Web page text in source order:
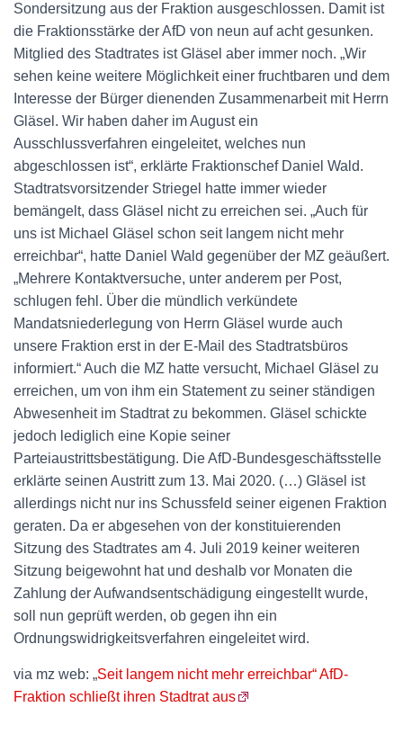
Sondersitzung aus der Fraktion ausgeschlossen. Damit ist
die Fraktionsstärke der AfD von neun auf acht gesunken.
Mitglied des Stadtrates ist Gläsel aber immer noch. „Wir
sehen keine weitere Möglichkeit einer fruchtbaren und dem
Interesse der Bürger dienenden Zusammenarbeit mit Herrn
Gläsel. Wir haben daher im August ein
Ausschlussverfahren eingeleitet, welches nun
abgeschlossen ist“, erklärte Fraktionschef Daniel Wald.
Stadtratsvorsitzender Striegel hatte immer wieder
bemängelt, dass Gläsel nicht zu erreichen sei. „Auch für
uns ist Michael Gläsel schon seit langem nicht mehr
erreichbar“, hatte Daniel Wald gegenüber der MZ geäußert.
„Mehrere Kontaktversuche, unter anderem per Post,
schlugen fehl. Über die mündlich verkündete
Mandatsniederlegung von Herrn Gläsel wurde auch
unsere Fraktion erst in der E-Mail des Stadtratsbüros
informiert.“ Auch die MZ hatte versucht, Michael Gläsel zu
erreichen, um von ihm ein Statement zu seiner ständigen
Abwesenheit im Stadtrat zu bekommen. Gläsel schickte
jedoch lediglich eine Kopie seiner
Parteiaustrittsbestätigung. Die AfD-Bundesgeschäftsstelle
erklärte seinen Austritt zum 13. Mai 2020. (…) Gläsel ist
allerdings nicht nur ins Schussfeld seiner eigenen Fraktion
geraten. Da er abgesehen von der konstituierenden
Sitzung des Stadtrates am 4. Juli 2019 keiner weiteren
Sitzung beigewohnt hat und deshalb vor Monaten die
Zahlung der Aufwandsentschädigung eingestellt wurde,
soll nun geprüft werden, ob gegen ihn ein
Ordnungswidrigkeitsverfahren eingeleitet wird.
via mz web: „Seit langem nicht mehr erreichbar“ AfD-
Fraktion schließt ihren Stadtrat aus